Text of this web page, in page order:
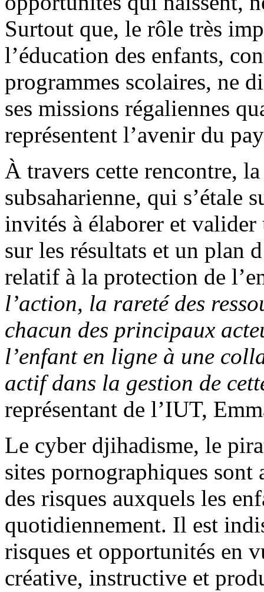
Surtout que, le rôle très
l’éducation des enfants,
programmes scolaires, ne
ses missions régaliennes
représentent l’avenir du
À travers cette rencontre,
subsaharienne, qui s’étale
invités à élaborer et
sur les résultats et un plan
relatif à la protection de
l’action, la rareté des
chacun des principaux
l’enfant en ligne à une
actif dans la gestion de
représentant de l’IUT,
Le cyber djihadisme, le
sites pornographiques
des risques auxquels les
quotidiennement. Il est
risques et opportunités en
créative, instructive et